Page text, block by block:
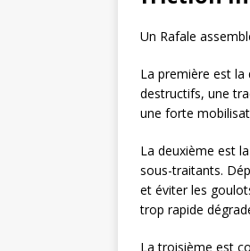
Un Rafale
La première est
destructifs, une
une forte
La deuxième est
sous-traitants.
et éviter les
trop rapide
La troisième est